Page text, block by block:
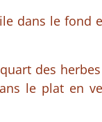
dans le fond
des
le plat en